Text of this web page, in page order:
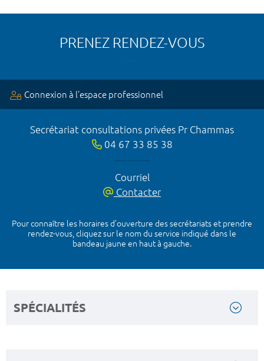
PRENEZ RENDEZ-VOUS
Connexion à l’espace professionnel
Secrétariat consultations privées Pr Chammas
04 67 33 85 38
Courriel
Contacter
Pour connaître les horaires d’ouverture des secrétariats et prendre
rendez-vous, cliquez sur le nom du service indiqué dans le
bandeau jaune en haut à gauche.
SPÉCIALITÉS